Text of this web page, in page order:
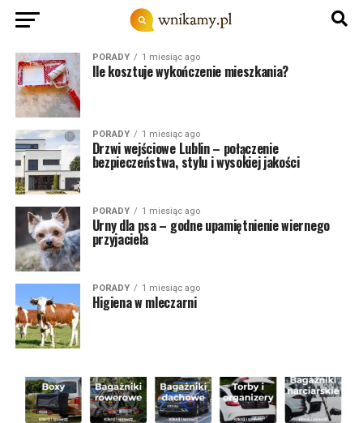
PORADY 1 miesiąc ago
Ile kosztuje wykończenie mieszkania?
PORADY 1 miesiąc ago
Drzwi wejściowe Lublin – połączenie
bezpieczeństwa, stylu i wysokiej jakości
PORADY 1 miesiąc ago
Urny dla psa – godne upamiętnienie wiernego
przyjaciela
PORADY 1 miesiąc ago
Higiena w mleczarni